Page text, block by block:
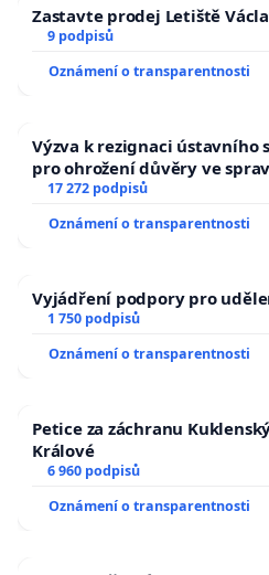
Zastavte prodej Letiště
9 podpisů
Oznámení o transparentnosti
Výzva k rezignaci ústavního
pro ohrožení důvěry ve
17 272 podpisů
Oznámení o transparentnosti
Vyjádření podpory pro
1 750 podpisů
Oznámení o transparentnosti
Petice za záchranu
Králové
6 960 podpisů
Oznámení o transparentnosti